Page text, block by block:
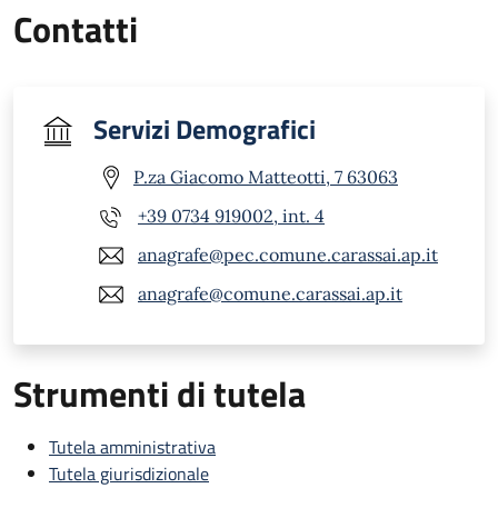
Contatti
Servizi Demografici
P.za Giacomo Matteotti, 7 63063
+39 0734 919002, int. 4
anagrafe@pec.comune.carassai.ap.it
anagrafe@comune.carassai.ap.it
Strumenti di tutela
Tutela amministrativa
Tutela giurisdizionale